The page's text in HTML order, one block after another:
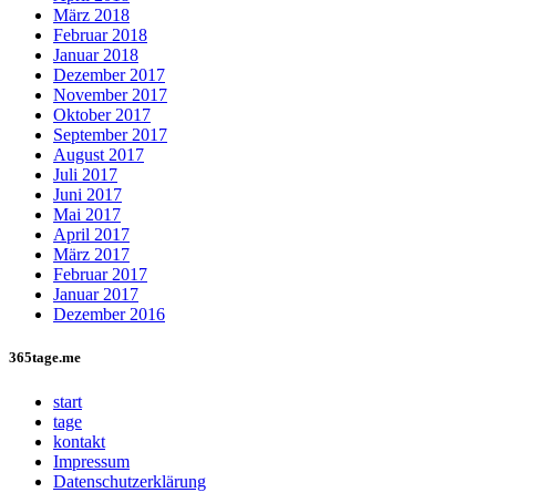
März 2018
Februar 2018
Januar 2018
Dezember 2017
November 2017
Oktober 2017
September 2017
August 2017
Juli 2017
Juni 2017
Mai 2017
April 2017
März 2017
Februar 2017
Januar 2017
Dezember 2016
365tage.me
start
tage
kontakt
Impressum
Datenschutzerklärung